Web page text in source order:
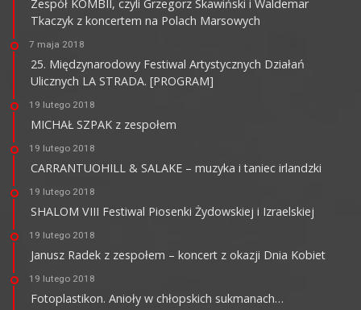
Zespół KOMBII, czyli Grzegorz Skawiński i Waldemar
Tkaczyk z koncertem na Polach Marsowych
7 maja 2018
25. Międzynarodowy Festiwal Artystycznych Działań
Ulicznych LA STRADA. [PROGRAM]
19 lutego 2018
MICHAŁ SZPAK z zespołem
19 lutego 2018
CARRANTUOHILL & SALAKE – muzyka i taniec irlandzki
19 lutego 2018
SHALOM VIII Festiwal Piosenki Żydowskiej i Izraelskiej
19 lutego 2018
Janusz Radek z zespołem – koncert z okazji Dnia Kobiet
19 lutego 2018
Fotoplastikon. Anioły w chłopskich sukmanach…